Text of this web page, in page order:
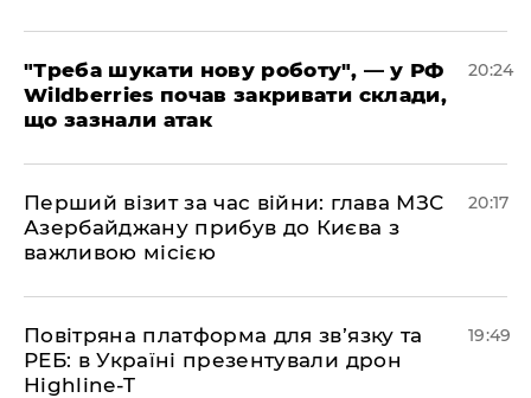
​"Треба шукати нову роботу", — у РФ
Wildberries почав закривати склади,
що зазнали атак
20:24
​Перший візит за час війни: глава МЗС
Азербайджану прибув до Києва з
важливою місією
20:17
​Повітряна платформа для зв’язку та
РЕБ: в Україні презентували дрон
Highline-T
19:49